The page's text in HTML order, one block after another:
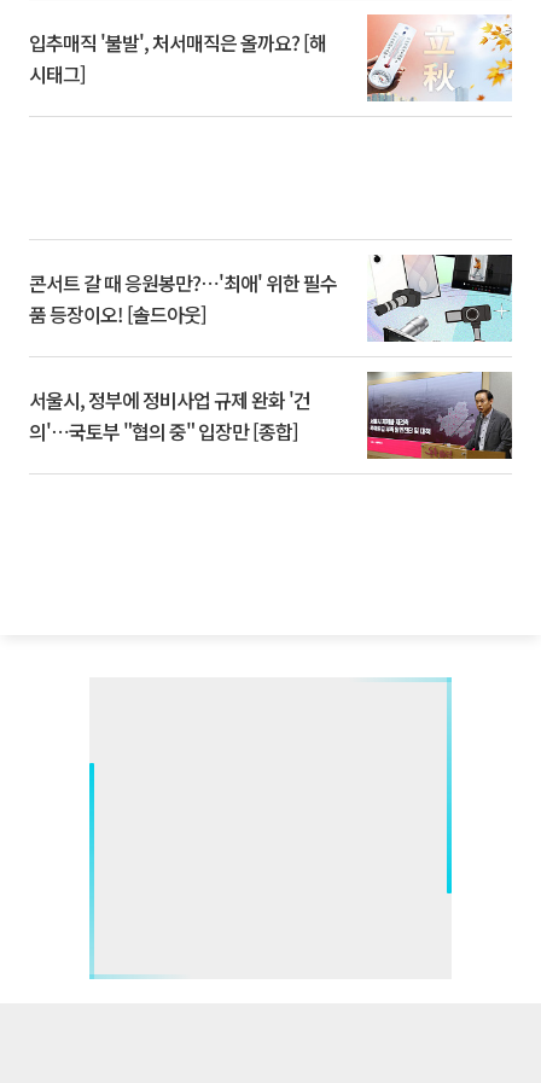
입추매직 '불발', 처서매직은 올까요? [해
시태그]
콘서트 갈 때 응원봉만?⋯'최애' 위한 필수
품 등장이오! [솔드아웃]
서울시, 정부에 정비사업 규제 완화 '건
의'⋯국토부 "협의 중" 입장만 [종합]